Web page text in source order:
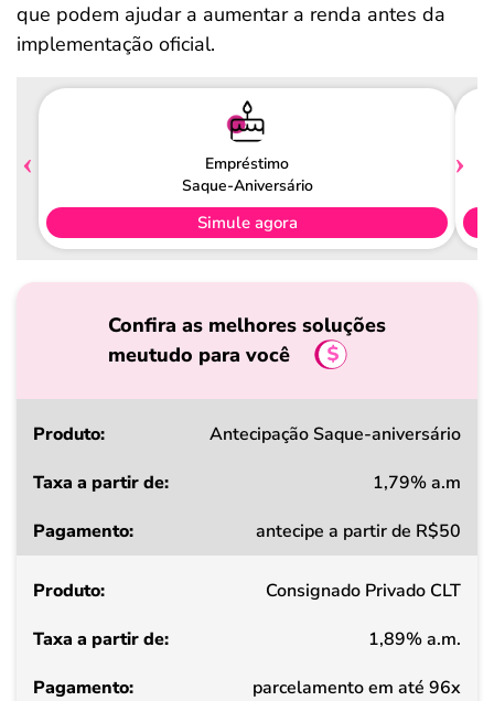
que podem ajudar a aumentar a renda antes da
implementação oficial.
Empréstimo
Saque-Aniversário
Simule agora
Confira as melhores soluções
meutudo para você
Produto
a
de
Pagamento
Antecipação Saque-aniversário
1,79% a.m
antecipe a partir de R$50
Consignado Privado CLT
1,89% a.m.
parcelamento em até 96x